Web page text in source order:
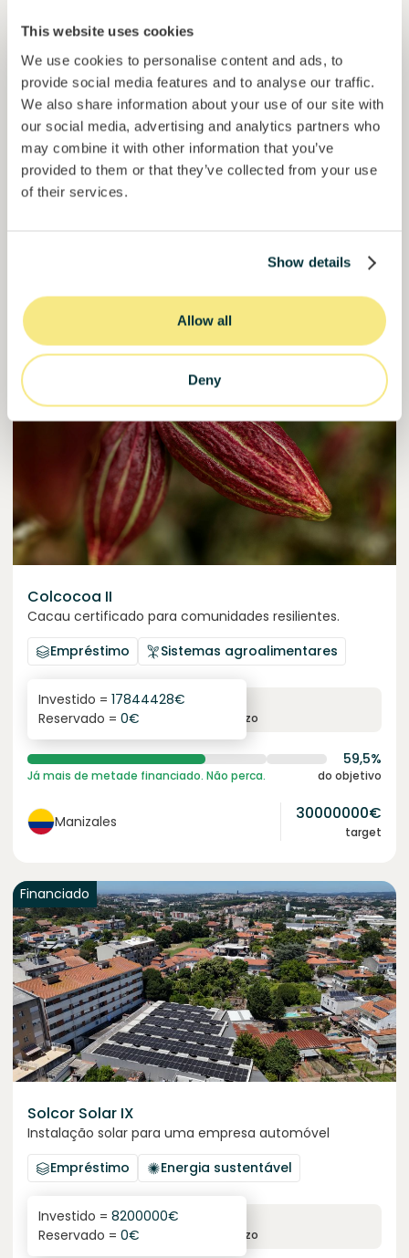
This website uses cookies
We use cookies to personalise content and ads, to
provide social media features and to analyse our traffic.
We also share information about your use of our site with
our social media, advertising and analytics partners who
may combine it with other information that you’ve
provided to them or that they’ve collected from your use
of their services.
Show details
Allow all
Deny
Esférico
Captura de carbono através da regeneração de solos.
Empréstimo
Sistemas agroalimentares
6.3%
juro anual
Investido =
Reservado = 0
do objetivo
50000000€
Junte-se a investidores
Colcocoa II
Cacau certificado para comunidades resilientes.
Empréstimo
Sistemas agroalimentares
6.1%
juro anual prazo
Investido = 17844428€
Reservado = 0€
59,5%
Já mais de metade financiado. Não perca. do objetivo
Manizales 30000000€
target
Financiado
Solcor Solar IX
Instalação solar para uma empresa automóvel
Empréstimo
Energia sustentável
6.1%
juro anual prazo
Investido = 8200000€
Reservado = 0€